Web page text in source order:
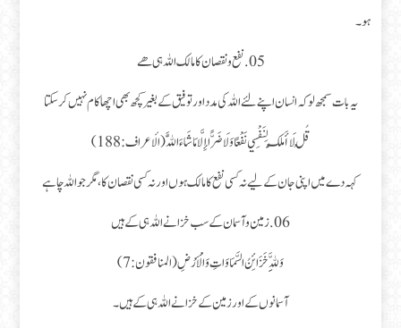
ہو۔
05.نفع و نقصان کا مالک اللہ ہی ھے
یہ بات سمجھ لو کہ انسان اپنے لئے اللہ کی مدد اور توفیق کے بغیر کچھ بھی اچھا کام نہیں کرسکتا
قُلْ لَا أَمْلِكُ لِنَفْسِي نَفْعًا وَلَا ضَرًّا إِلَّا مَا شَاءَ اللَّهُ (الأعراف : 188)
کہہ دے میں اپنی جان کے لیے نہ کسی نفع کا مالک ہوں اور نہ کسی نقصان کا، مگر جو اللہ چاہے
06.زمین و آسمان کے سب خزانے اللہ ہی کے ہیں
وَلِلَّهِ خَزَائِنُ السَّمَاوَاتِ وَالْأَرْضِ (المنافقون : 7)
آسمانوں کے اور زمین کے خزانے اللہ ہی کے ہیں ۔